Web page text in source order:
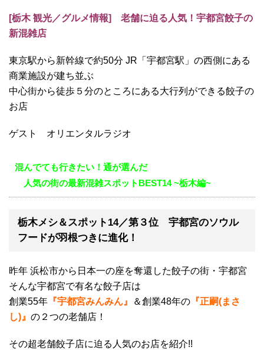
[栃木 観光／グルメ情報] 老舗に迫る人気！宇都宮餃子の
新混雑店
東京駅から新幹線で約50分 JR「宇都宮駅」の西側にある
商業施設が建ち並ぶ
中心街から徒歩５分のところにある大行列ができる餃子の
お店
ゲスト オリエンタルラジオ
混んでても行きたい！通が選んだ
人気の街の最新混雑スポットBEST14 ~栃木編~
栃木メシ＆スポット14／第３位 宇都宮のソウル
フードが羽根つきに進化！
昨年 浜松市から日本一の座を奪還した餃子の街・宇都宮
そんな宇都宮で有名な餃子店は
創業55年 『宇都宮みんみん』 ＆創業48年の 『正嗣(まさ
し)』 の２つの老舗店！
その超老舗餃子店に迫る人気のお店を紹介!!